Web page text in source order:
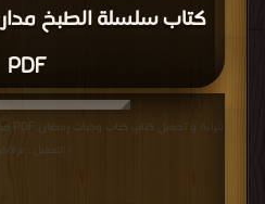
كتاب سلسلة الطبخ
PDF
قراءة و تحميل كتاب كتاب وجبات رمضان PDF مجانا | مكتبة >
| التحميل : مرة/